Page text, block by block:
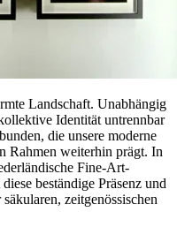
Landschaft. Unabhängig
Identität untrennbar
die unsere moderne
Rahmen weiterhin prägt. In
Fine-Art-
beständige Präsenz und
zeitgenössischen